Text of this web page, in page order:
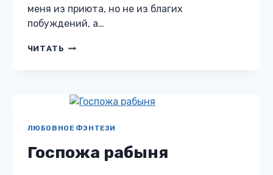
меня из приюта, но не из благих
побуждений, а…
ЧИТАТЬ ШПИОНКА
ГЛАВНЫЙ
КОРОЛЕВСКИЙ
ЛЮБОВНОЕ ФЭНТЕЗИ
Госпожа рабыня